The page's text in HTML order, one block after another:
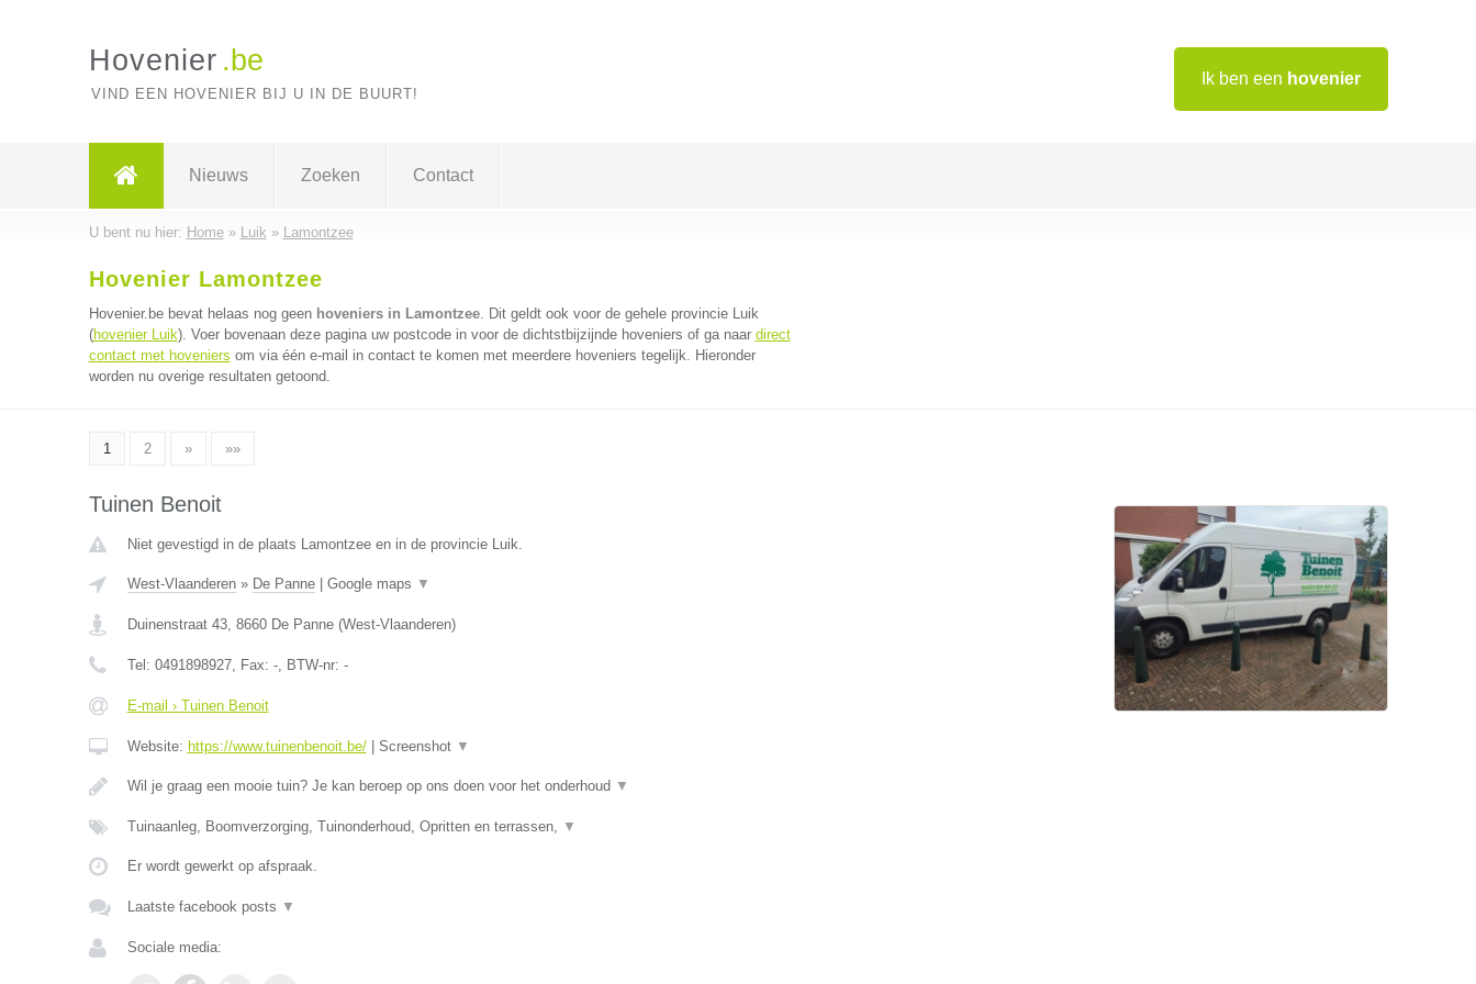
Ik ben een hovenier
Hovenier .be
VIND EEN HOVENIER BIJ U IN DE BUURT!
Nieuws Zoeken Contact
U bent nu hier: Home» Luik » Lamontzee
Hovenier Lamontzee
Hovenier.be bevat helaas nog geen hoveniers in Lamontzee. Dit geldt ook voor de gehele provincie Luik
(hovenier Luik). Voer bovenaan deze pagina uw postcode in voor de dichtstbijzijnde hoveniers of ga naar direct
contact met hoveniers om via één e-mail in contact te komen met meerdere hoveniers tegelijk. Hieronder
worden nu overige resultaten getoond.
1 2 » »»
Tuinen Benoit
Niet gevestigd in de plaats Lamontzee en in de provincie Luik.
West-Vlaanderen» De Panne| Google maps ▼
Duinenstraat 43, 8660 De Panne(West-Vlaanderen)
Tel: 0491898927, Fax: -, BTW-nr: -
E-mail › Tuinen Benoit
Website: https://www.tuinenbenoit.be/| Screenshot ▼
Wil je graag een mooie tuin? Je kan beroep op ons doen voor het onderhoud ▼
Tuinaanleg, Boomverzorging, Tuinonderhoud, Opritten en terrassen, ▼
Er wordt gewerkt op afspraak.
Laatste facebook posts ▼
Sociale media: